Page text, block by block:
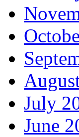
July
June